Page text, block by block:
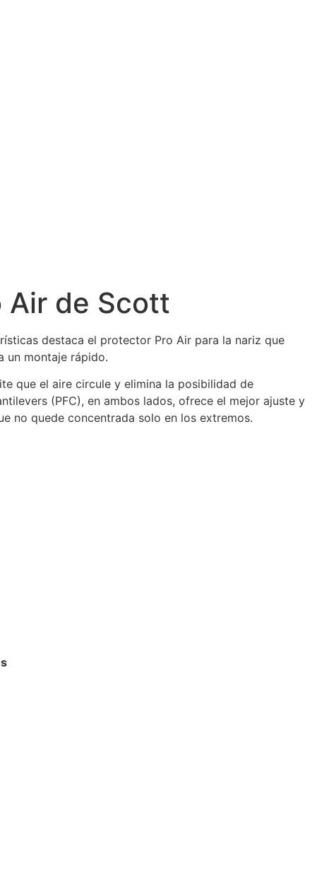
Air de Scott
destaca el protector Pro Air para la nariz que
un montaje rápido.
que el aire circule y elimina la posibilidad de
(PFC), en ambos lados, ofrece el mejor ajuste y
no quede concentrada solo en los extremos.